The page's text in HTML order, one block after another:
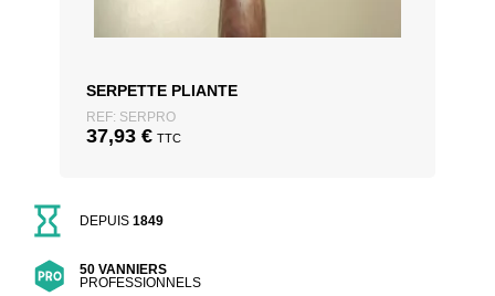
SERPETTE PLIANTE
REF: SERPRO
37,93 € TTC
DEPUIS1849
50 VANNIERS
PROFESSIONNELS